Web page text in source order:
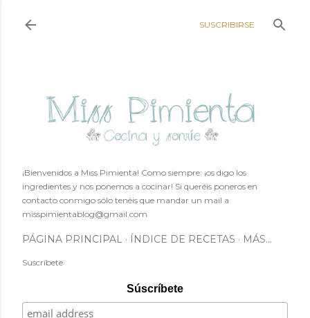
SUSCRIBIRSE
¡Bienvenidos a Miss Pimienta! Como siempre: ¡os digo los
ingredientes y nos ponemos a cocinar! Si queréis poneros en
contacto conmigo sólo tenéis que mandar un mail a
misspimientablog@gmail.com
PÁGINA PRINCIPAL ÍNDICE DE RECETAS MÁS…
Suscríbete
Súscríbete